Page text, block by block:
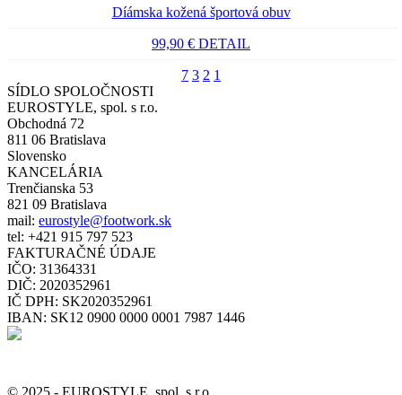
Díámska kožená športová obuv
99,90 € DETAIL
7 3 2 1
SÍDLO SPOLOČNOSTI
EUROSTYLE, spol. s r.o.
Obchodná 72
811 06 Bratislava
Slovensko
KANCELÁRIA
Trenčianska 53
821 09 Bratislava
mail: eurostyle@footwork.sk
tel: +421 915 797 523
FAKTURAČNÉ ÚDAJE
IČO: 31364331
DIČ: 2020352961
IČ DPH: SK2020352961
IBAN: SK12 0900 0000 0001 7987 1446
© 2025 - EUROSTYLE, spol. s r.o.